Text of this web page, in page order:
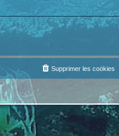
Supprimer les cookies